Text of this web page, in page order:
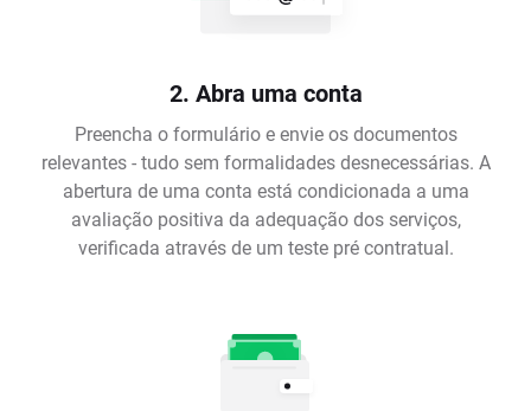
2. Abra uma conta
Preencha o formulário e envie os documentos
relevantes - tudo sem formalidades desnecessárias. A
abertura de uma conta está condicionada a uma
avaliação positiva da adequação dos serviços,
verificada através de um teste pré contratual.